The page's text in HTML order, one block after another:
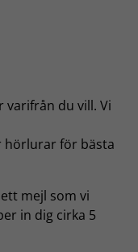
varifrån du vill. Vi
hörlurar för bästa
mejl som vi
in dig cirka 5